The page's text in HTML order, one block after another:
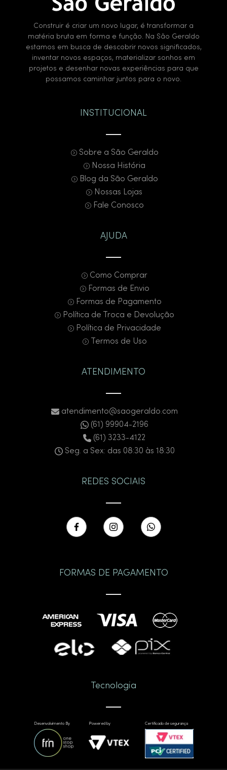
Construir é criar um novo lugar, é transformar a
matéria bruta em forma e função. Na São Geraldo
estamos em busca de descobrir novos significados,
inventar novos espaços, materializar sonhos em
projetos e desenhar novas experiências para que
possamos caminhar juntos para o novo.
INSTITUCIONAL
Sobre a São Geraldo
Nossa História
Blog da São Geraldo
Nossas Lojas
Fale Conosco
AJUDA
Como Comprar
Formas de Envio
Formas de Pagamento
Política de Troca e Devolução
Política de Privacidade
Termos de Uso
ATENDIMENTO
atendimento@saogeraldo.com
(61) 99904-2196
(61) 3233-4122
Seg. a Sex: das 08:30 às 18:30
REDES SOCIAIS
FORMAS DE PAGAMENTO
Tecnologia
Desenvolvimento By Powered by Certificado de segurança